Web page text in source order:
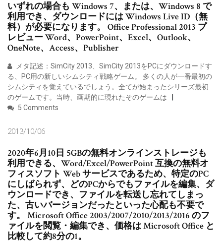
いずれの場合も Windows 7、または、Windows 8 で
利用でき、ダウンロードには Windows Live ID（無
料）が必要になります。 Office Professional 2013 プ
レビュー Word、PowerPoint、Excel、Outlook、
OneNote、Access、Publisher
メタ記述：SimCity 2013、SimCity 2013をPCにダウンロードす
る、PC用の新しいシムシティ戦略ゲーム。 多くの人が一番最初の
シムシティを覚えているでしょう。全てが始まったシリーズ最初
のゲームです。当時、画期的に現れたそのゲームは
5 Comments
2013/10/06
2020年6月10日 5GBの無料オンラインストレージも
利用できる、Word/Excel/PowerPoint 互換の無料オ
フィスソフト Web サービスであるため、特定のPC
にしばられず、どのPCからでもファイルを編集、ダ
ウンロードでき、ファイルを転送し忘れてしまっ
た、古いバージョンだったといった心配も不要で
す。 Microsoft Office 2003/2007/2010/2013/2016 のフ
ァイルを閲覧・編集でき、価格は Microsoft Office と
比較して約8分の1。